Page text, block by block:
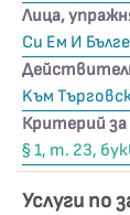
Лица,
Си Ем И
Kъм
Критерий за
§ 1, т. 23,
Услуги по